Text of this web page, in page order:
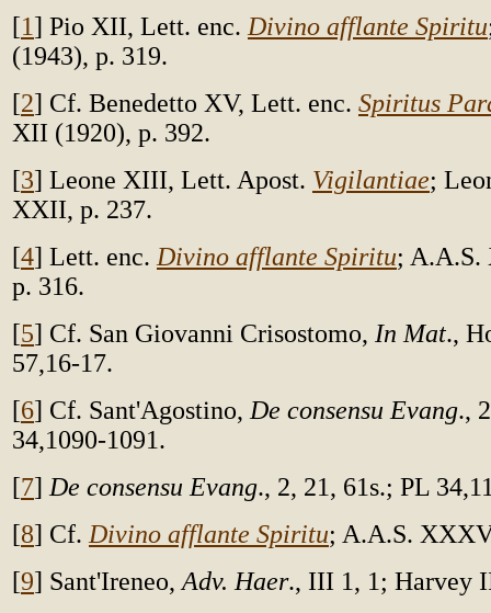
[1] Pio XII, Lett. enc. Divino afflante Spiritu
(1943), p. 319.
[2] Cf. Benedetto XV, Lett. enc. Spiritus
XII (1920), p. 392.
[3] Leone XIII, Lett. Apost. Vigilantiae;
XXII, p. 237.
[4] Lett. enc. Divino afflante Spiritu;
p. 316.
[5] Cf. San Giovanni Crisostomo, In Mat.,
57,16-17.
[6] Cf. Sant'Agostino, De consensu Evang.,
34,1090-1091.
[7] De consensu Evang., 2, 21, 61s.; PL
[8] Cf. Divino afflante Spiritu; A.A.S.
[9] Sant'Ireneo, Adv. Haer., III 1, 1; Harvey